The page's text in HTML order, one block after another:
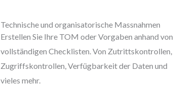
Technische und organisatorische Massnahmen
Erstellen Sie Ihre TOM oder Vorgaben anhand von
vollständigen Checklisten. Von Zutrittskontrollen,
Zugriffskontrollen, Verfügbarkeit der Daten und
vieles mehr.